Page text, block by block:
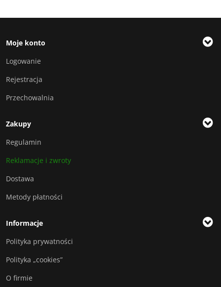
Moje konto
Logowanie
Rejestracja
Przechowalnia
Zakupy
Regulamin
Reklamacje i zwroty
Dostawa
Metody płatności
Informacje
Polityka prywatności
Polityka „cookies”
O firmie